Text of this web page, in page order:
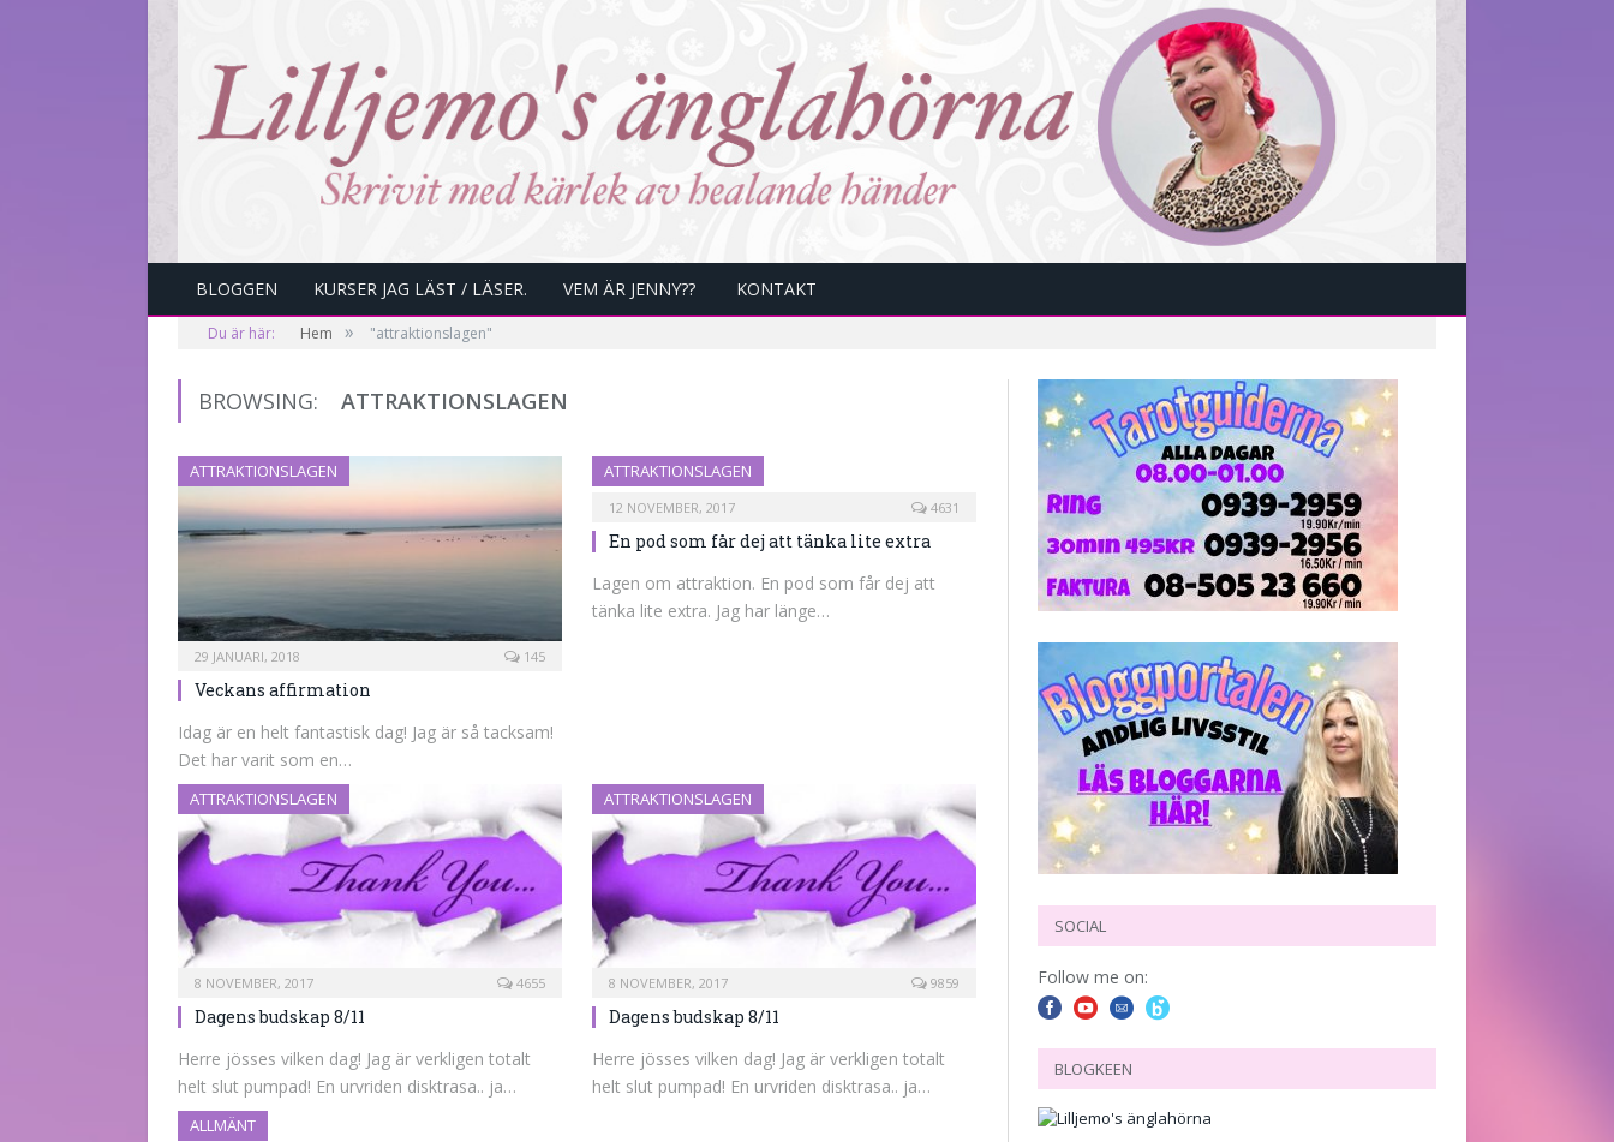
BLOGGEN KURSER JAG LÄST / LÄSER. VEM ÄR JENNY?? KONTAKT
Du är här: Hem » "attraktionslagen"
BROWSING: ATTRAKTIONSLAGEN
ATTRAKTIONSLAGEN
29 JANUARI, 2018 145
Veckans affirmation
Idag är en helt fantastisk dag! Jag är så tacksam!
Det har varit som en…
ATTRAKTIONSLAGEN
12 NOVEMBER, 2017 4631
En pod som får dej att tänka lite extra
Lagen om attraktion. En pod som får dej att
tänka lite extra. Jag har länge…
ATTRAKTIONSLAGEN
8 NOVEMBER, 2017 4655
Dagens budskap 8/11
Herre jösses vilken dag! Jag är verkligen totalt
helt slut pumpad! En urvriden disktrasa.. ja…
ATTRAKTIONSLAGEN
8 NOVEMBER, 2017 9859
Dagens budskap 8/11
Herre jösses vilken dag! Jag är verkligen totalt
helt slut pumpad! En urvriden disktrasa.. ja…
ALLMÄNT
SOCIAL
Follow me on:
BLOGKEEN